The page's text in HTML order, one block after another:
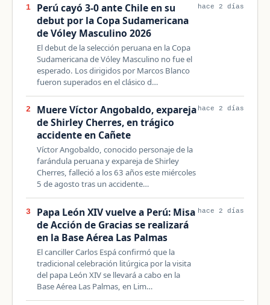
1
Perú cayó 3-0 ante Chile en su
debut por la Copa Sudamericana
de Vóley Masculino 2026
El debut de la selección peruana en la Copa
Sudamericana de Vóley Masculino no fue el
esperado. Los dirigidos por Marcos Blanco
fueron superados en el clásico d…
hace 2 días
2
Muere Víctor Angobaldo, expareja
de Shirley Cherres, en trágico
accidente en Cañete
Víctor Angobaldo, conocido personaje de la
farándula peruana y expareja de Shirley
Cherres, falleció a los 63 años este miércoles
5 de agosto tras un accidente…
hace 2 días
3
Papa León XIV vuelve a Perú: Misa
de Acción de Gracias se realizará
en la Base Aérea Las Palmas
El canciller Carlos Espá confirmó que la
tradicional celebración litúrgica por la visita
del papa León XIV se llevará a cabo en la
Base Aérea Las Palmas, en Lim…
hace 2 días